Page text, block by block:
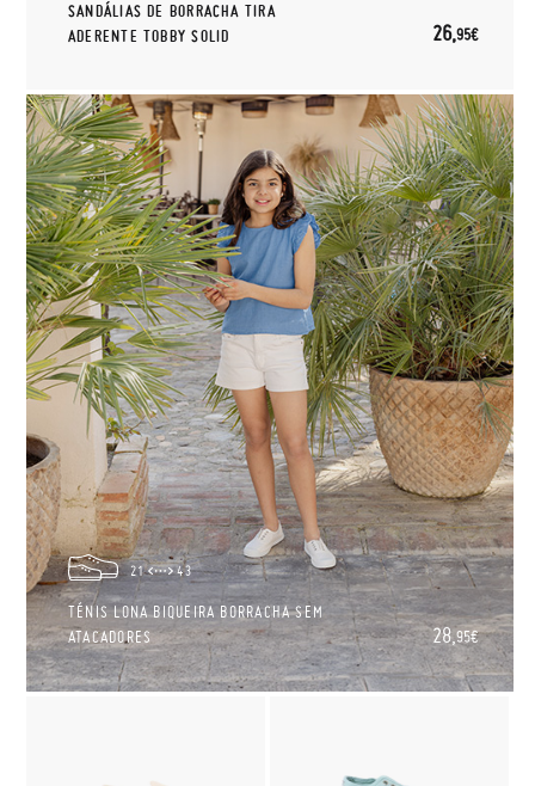
SANDÁLIAS DE BORRACHA TIRA
ADERENTE TOBBY SOLID
26,95€
21 43
TÉNIS LONA BIQUEIRA BORRACHA SEM
ATACADORES
28,95€